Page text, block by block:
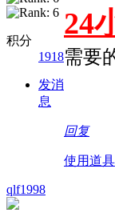
积分
1918
发消
息
24
需要
回复
使用道具
qlf1998